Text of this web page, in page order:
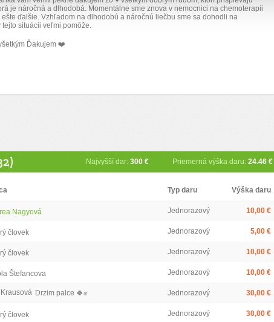
je náročná a dlhodobá. Momentálne sme znova v nemocnici na chemoterapii
ešte ďalšie. Vzhľadom na dlhodobú a náročnú liečbu sme sa dohodli na
tejto situácii veľmi pomôže.
Ďakujem ❤️
Najvyšší dar: 300 € Priemerná výška daru: 24.46 €
Typ daru Výška daru
Nagyová Jednorazový 10,00 €
človek Jednorazový 5,00 €
človek Jednorazový 10,00 €
Štefancova Jednorazový 10,00 €
Krausová Drzim palce 🍀✊️ Jednorazový 30,00 €
človek Jednorazový 30,00 €